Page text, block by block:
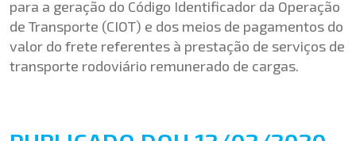
para a geração do Código Identificador da Operação
de Transporte (CIOT) e dos meios de pagamentos do
valor do frete referentes à prestação de serviços de
transporte rodoviário remunerado de cargas.